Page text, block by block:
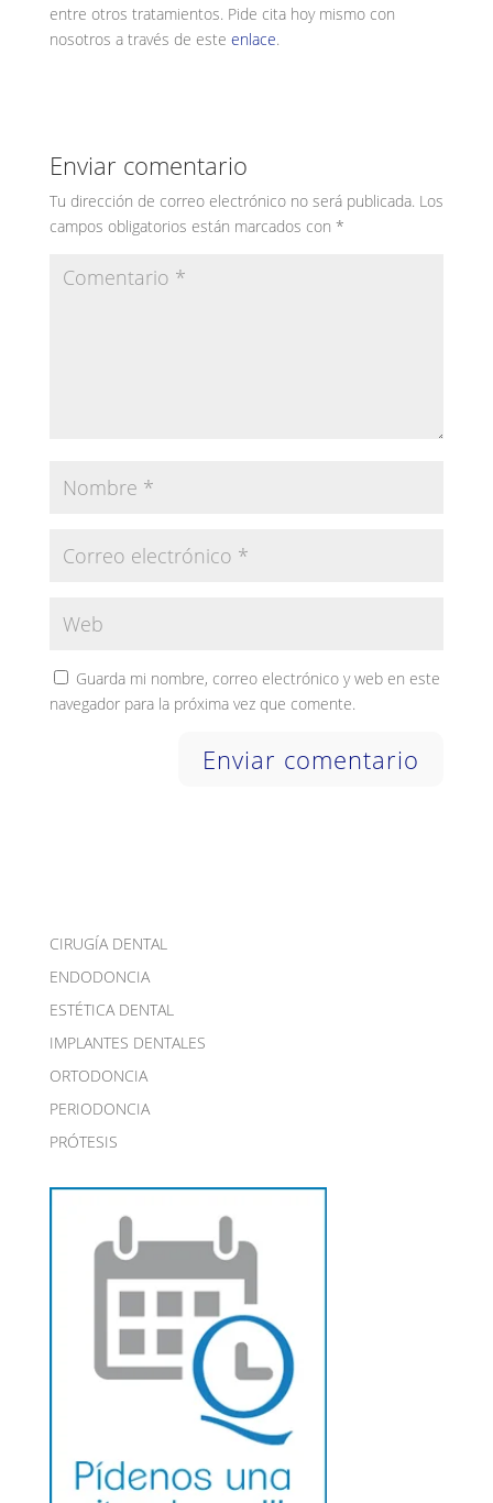
entre otros tratamientos. Pide cita hoy mismo con
nosotros a través de este enlace.
Enviar comentario
Tu dirección de correo electrónico no será publicada. Los
campos obligatorios están marcados con *
Guarda mi nombre, correo electrónico y web en este
navegador para la próxima vez que comente.
CIRUGÍA DENTAL
ENDODONCIA
ESTÉTICA DENTAL
IMPLANTES DENTALES
ORTODONCIA
PERIODONCIA
PRÓTESIS